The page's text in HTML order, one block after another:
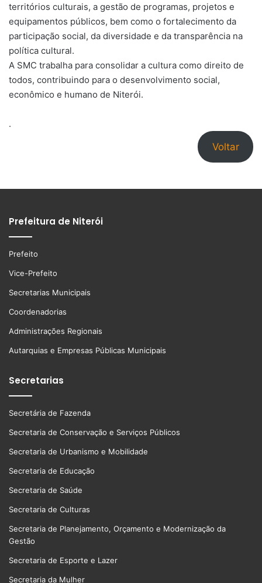
territórios culturais, a gestão de programas, projetos e
equipamentos públicos, bem como o fortalecimento da
participação social, da diversidade e da transparência na
política cultural.
A SMC trabalha para consolidar a cultura como direito de
todos, contribuindo para o desenvolvimento social,
econômico e humano de Niterói.
.
Voltar
Prefeitura de Niterói
Prefeito
Vice-Prefeito
Secretarias Municipais
Coordenadorias
Administrações Regionais
Autarquias e Empresas Públicas Municipais
Secretarias
Secretária de Fazenda
Secretaria de Conservação e Serviços Públicos
Secretaria de Urbanismo e Mobilidade
Secretaria de Educação
Secretaria de Saúde
Secretaria de Culturas
Secretaria de Planejamento, Orçamento e Modernização da
Gestão
Secretaria de Esporte e Lazer
Secretaria da Mulher